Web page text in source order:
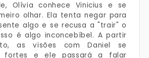
Olívia conhece Vinicius e se
olhar. Ela tenta negar para
algo e se recusa a "trair" o
é algo inconcebíbel. A partir
as visões com Daniel se
fortes e ele passará a falar